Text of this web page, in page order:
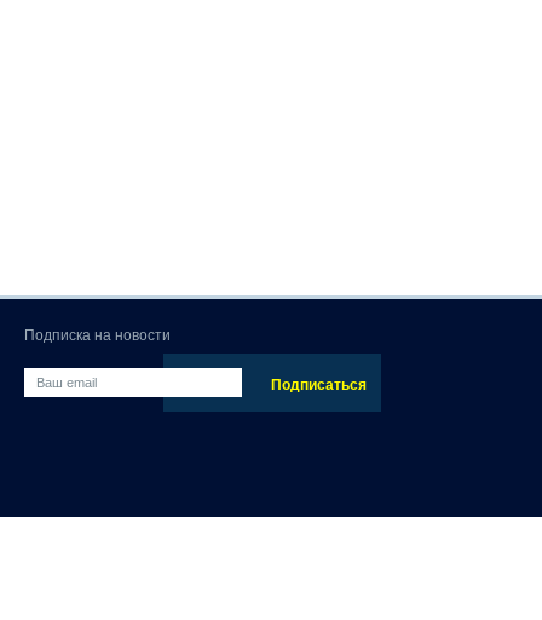
Подписка на новости